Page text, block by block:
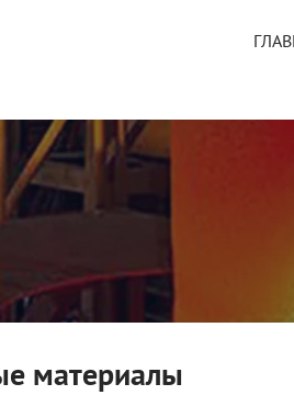
материалы